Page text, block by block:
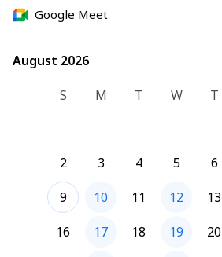
Google Meet
August 2026
August 2026
S
M T W T
2
3 4 5 6
9
10 11 12 13
16
17 18 19 20